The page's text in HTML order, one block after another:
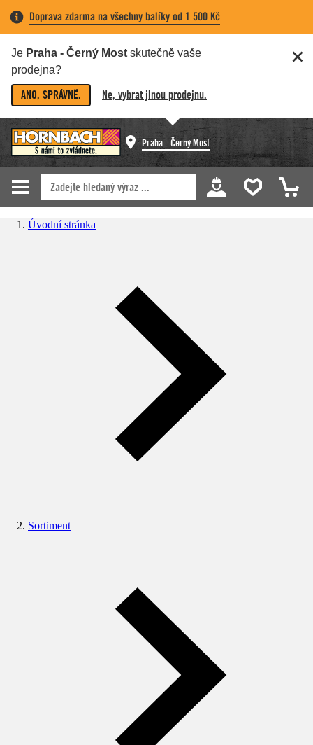
Doprava zdarma na všechny balíky od 1 500 Kč
Je Praha - Černý Most skutečně vaše
prodejna?
ANO, SPRÁVNĚ. Ne, vybrat jinou prodejnu.
Praha - Černý Most
Úvodní stránka
Sortiment